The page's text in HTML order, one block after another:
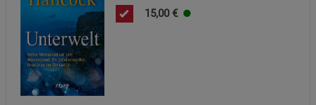
15,00 €
Statistik Cookies (2)
Beschreibung Statistik Cookies
Cookie-Informationen